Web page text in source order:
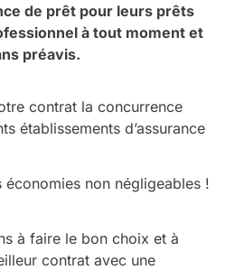
de prêt pour leurs prêts
à tout moment et
préavis.
contrat la concurrence
établissements d’assurance
économies non négligeables !
à faire le bon choix et à
contrat avec une